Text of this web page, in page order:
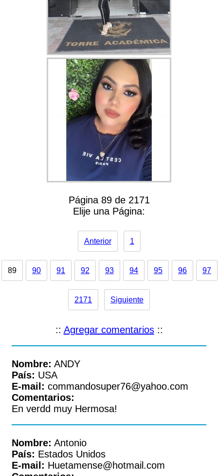
Página 89 de 2171
Elije una Página:
Anterior 1
89 90 91 92 93 94 95 96 97
2171 Siguiente
:: Agregar comentarios::
Nombre: ANDY
País: USA
E-mail: commandosuper76@yahoo.com
Comentarios:
En verdd muy Hermosa!
Nombre: Antonio
País: Estados Unidos
E-mail: Huetamense@hotmail.com